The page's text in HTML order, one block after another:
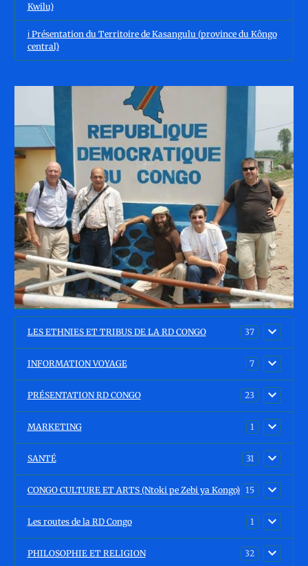
Kwilu)
ℹ️ Présentation du Territoire de Kasangulu (province du Kôngo
central)
LES ETHNIES ET TRIBUS DE LA RD CONGO 37
INFORMATION VOYAGE 7
PRÉSENTATION RD CONGO 23
MARKETING 1
SANTÉ 31
CONGO CULTURE ET ARTS (Ntoki pe Zebi ya Kongo) 15
Les routes de la RD Congo 1
PHILOSOPHIE ET RELIGION 32